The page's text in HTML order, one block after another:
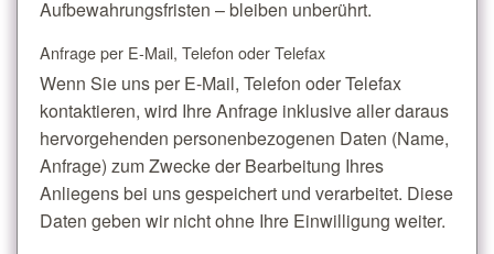
Aufbewahrungsfristen – bleiben unberührt.
Anfrage per E-Mail, Telefon oder Telefax
Wenn Sie uns per E-Mail, Telefon oder Telefax
kontaktieren, wird Ihre Anfrage inklusive aller daraus
hervorgehenden personenbezogenen Daten (Name,
Anfrage) zum Zwecke der Bearbeitung Ihres
Anliegens bei uns gespeichert und verarbeitet. Diese
Daten geben wir nicht ohne Ihre Einwilligung weiter.